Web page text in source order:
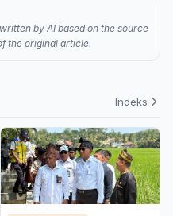
by AI based on the source
the original article.
Indeks